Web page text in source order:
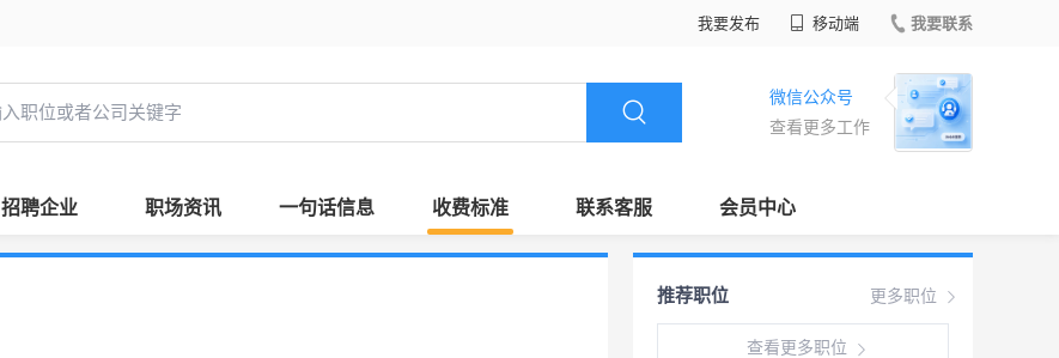
我要发布 移动端 我要联系
微信公众号
查看更多工作
招聘企业 职场资讯 一句话信息 收费标准 联系客服 会员中心
更多职位
推荐职位
查看更多职位